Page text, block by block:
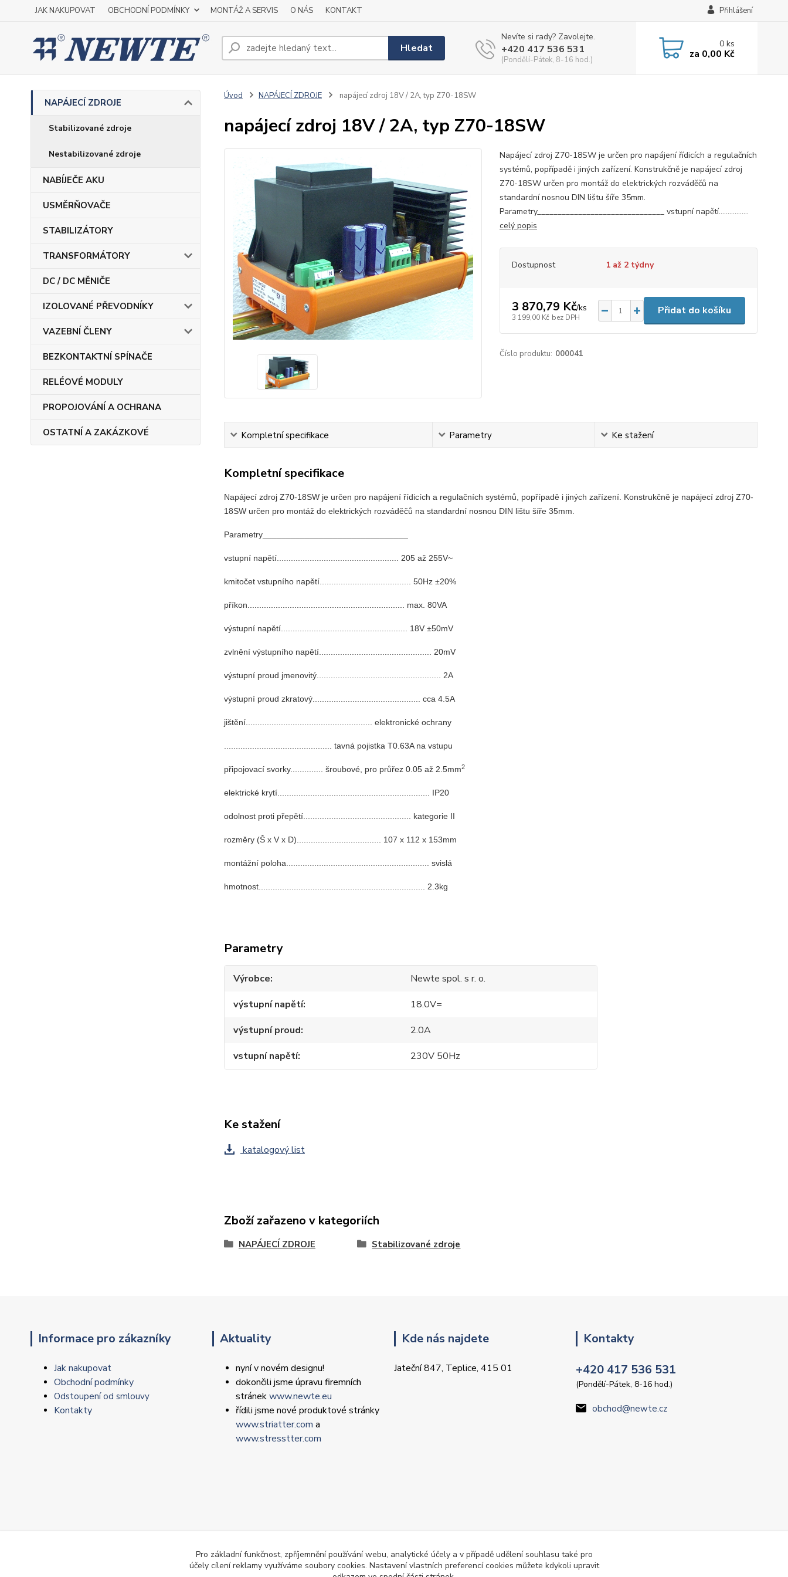
JAK NAKUPOVAT OBCHODNÍ PODMÍNKY MONTÁŽ A SERVIS O NÁS KONTAKT Přihlášení
Hledat
Nevíte si rady? Zavolejte.
+420 417 536 531
(Pondělí-Pátek, 8-16 hod.)
0ks
za 0,00 Kč
NAPÁJECÍ ZDROJE
Stabilizované zdroje
Nestabilizované zdroje
NABÍJEČE AKU
USMĚRŇOVAČE
STABILIZÁTORY
TRANSFORMÁTORY
DC / DC MĚNIČE
IZOLOVANÉ PŘEVODNÍKY
VAZEBNÍ ČLENY
BEZKONTAKTNÍ SPÍNAČE
RELÉOVÉ MODULY
PROPOJOVÁNÍ A OCHRANA
OSTATNÍ A ZAKÁZKOVÉ
Úvod NAPÁJECÍ ZDROJE napájecí zdroj 18V / 2A, typ Z70-18SW
napájecí zdroj 18V / 2A, typ Z70-18SW
Napájecí zdroj Z70-18SW je určen pro napájení řídicích a regulačních
systémů, popřípadě i jiných zařízení. Konstrukčně je napájecí zdroj
Z70-18SW určen pro montáž do elektrických rozváděčů na
standardní nosnou DIN lištu šíře 35mm.
Parametry_______________________________ vstupní napětí.................
celý popis
Dostupnost 1 až 2 týdny
3 870,79 Kč/ks
3 199,00 Kč bez DPH
Přidat do košíku
Číslo produktu: 000041
Kompletní specifikace Parametry Ke stažení
Kompletní specifikace
Napájecí zdroj Z70-18SW je určen pro napájení řídicích a regulačních systémů, popřípadě i jiných zařízení. Konstrukčně je napájecí zdroj Z70-
18SW určen pro montáž do elektrických rozváděčů na standardní nosnou DIN lištu šíře 35mm.
Parametry_______________________________
vstupní napětí.................................................... 205 až 255V~
kmitočet vstupního napětí....................................... 50Hz ±20%
příkon................................................................... max. 80VA
výstupní napětí...................................................... 18V ±50mV
zvlnění výstupního napětí................................................ 20mV
výstupní proud jmenovitý..................................................... 2A
výstupní proud zkratový.............................................. cca 4.5A
jištění...................................................... elektronické ochrany
.............................................. tavná pojistka T0.63A na vstupu
připojovací svorky.............. šroubové, pro průřez 0.05 až 2.5mm2
elektrické krytí................................................................. IP20
odolnost proti přepětí.............................................. kategorie II
rozměry (Š x V x D).................................... 107 x 112 x 153mm
montážní poloha............................................................. svislá
hmotnost....................................................................... 2.3kg
Parametry
Výrobce
Newte spol. s r. o.
výstupní napětí
18.0V=
výstupní proud
2.0A
vstupní napětí
230V 50Hz
Ke stažení
katalogový list
Zboží zařazeno v kategoriích
NAPÁJECÍ ZDROJE Stabilizované zdroje
Informace pro zákazníky
Jak nakupovat
Obchodní podmínky
Odstoupení od smlouvy
Kontakty
Aktuality
nyní v novém designu!
dokončili jsme úpravu firemních
stránekwww.newte.eu
řídili jsme nové produktové stránky
www.striatter.com a
www.stresstter.com
Kde nás najdete
Jateční 847, Teplice, 415 01
Kontakty
+420 417 536 531
(Pondělí-Pátek, 8-16 hod.)
obchod@newte.cz
Pro základní funkčnost, zpříjemnění používání webu, analytické účely a v případě udělení souhlasu také pro
účely cílení reklamy využíváme soubory cookies. Nastavení vlastních preferencí cookies můžete kdykoli upravit